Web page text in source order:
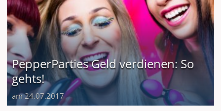
PepperParties Geld verdienen: So
gehts!
am 24.07.2017